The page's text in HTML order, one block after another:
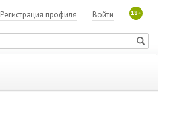
18+
Войти
Регистрация профиля